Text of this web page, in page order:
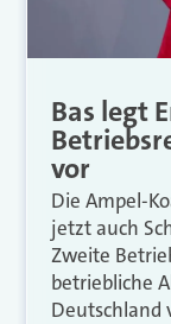
Bas legt
vor
Die Ampel-
jetzt auch
Zweite
betriebliche
Deutschland